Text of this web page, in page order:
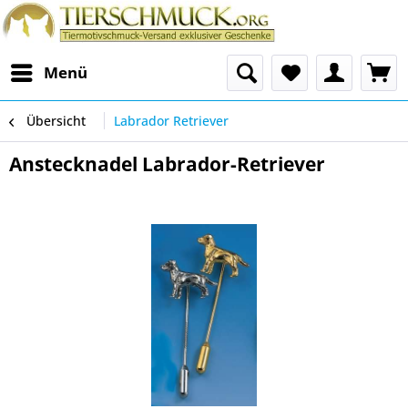
Menü
Übersicht Labrador Retriever
Anstecknadel Labrador-Retriever